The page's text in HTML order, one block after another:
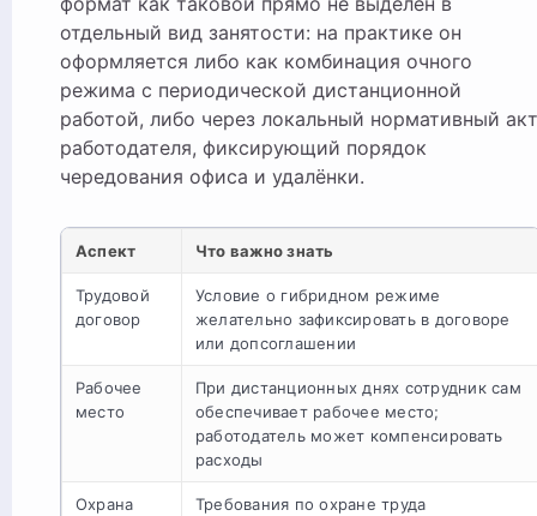
отдельный вид занятости: на практике он
оформляется либо как комбинация очного
режима с периодической дистанционной
работой, либо через локальный нормативный акт
работодателя, фиксирующий порядок
чередования офиса и удалёнки.
Аспект Что важно знать
Трудовой
договор
Условие о гибридном режиме
желательно зафиксировать в договоре
или допсоглашении
Рабочее
место
При дистанционных днях сотрудник сам
обеспечивает рабочее место;
работодатель может компенсировать
расходы
Охрана
Требования по охране труда